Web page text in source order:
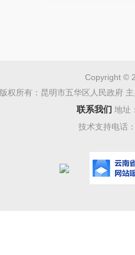
Copyright ©
版权所有：昆明市五华区人民政府
联系我们 地址
技术支持电话